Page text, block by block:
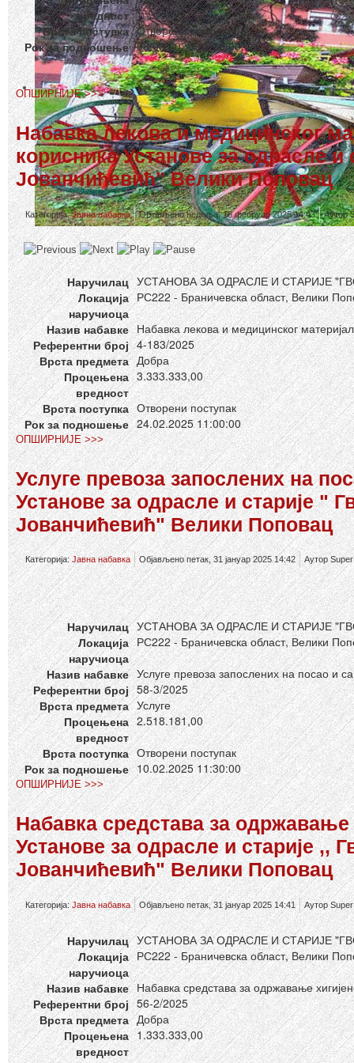
вредност
Врста поступка Отворени поступак
Рок за подношење 06.03.2025 11:00:00
ОПШИРНИЈЕ >>>
Набавка лекова и медицинског
корисника Установе за одрасле и
Јованчићевић" Велики Поповац
Категорија:Јавна набавка Објављено недеља, 16 фебруар 2025 14:43 Аутор
Наручилац УСТАНОВА ЗА ОДРАСЛЕ И СТАРИЈЕ
Локација
наручиоца
РС222 - Браничевска област, Велики
Назив набавке Набавка лекова и медицинског
Референтни број 4-183/2025
Врста предмета Добра
Процењена
вредност
3.333.333,00
Врста поступка Отворени поступак
Рок за подношење 24.02.2025 11:00:00
ОПШИРНИЈЕ >>>
Услуге превоза запослених на
Установе за одрасле и старије "
Јованчићевић" Велики Поповац
Категорија:Јавна набавка Објављено петак, 31 јануар 2025 14:42 Аутор
Наручилац УСТАНОВА ЗА ОДРАСЛЕ И СТАРИЈЕ
Локација
наручиоца
РС222 - Браничевска област, Велики
Назив набавке Услуге превоза запослених на посао и
Референтни број 58-3/2025
Врста предмета Услуге
Процењена
вредност
2.518.181,00
Врста поступка Отворени поступак
Рок за подношење 10.02.2025 11:30:00
ОПШИРНИЈЕ >>>
Набавка средстава за одржавање
Установе за одрасле и старије ,,
Јованчићевић" Велики Поповац
Категорија:Јавна набавка Објављено петак, 31 јануар 2025 14:41 Аутор
Наручилац УСТАНОВА ЗА ОДРАСЛЕ И СТАРИЈЕ
Локација
наручиоца
РС222 - Браничевска област, Велики
Назив набавке Набавка средстава за одржавање
Референтни број 56-2/2025
Врста предмета Добра
Процењена
вредност
1.333.333,00